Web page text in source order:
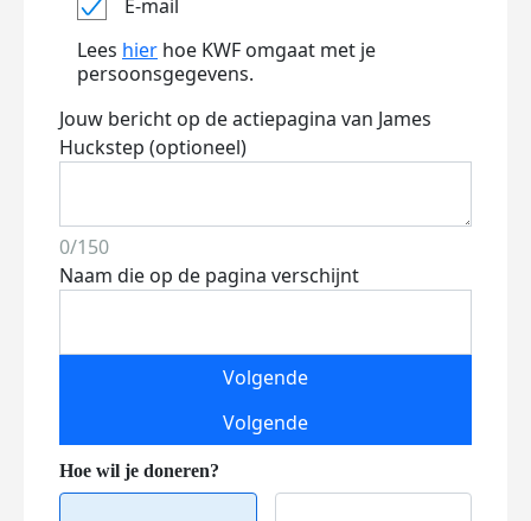
E-mail
Lees hier hoe KWF omgaat met je
persoonsgegevens.
Jouw bericht op de actiepagina van James
Huckstep (optioneel)
0/150
Naam die op de pagina verschijnt
Volgende
Volgende